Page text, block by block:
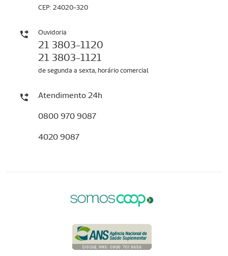
CEP: 24020-320
Ouvidoria
21 3803-1120
21 3803-1121
de segunda a sexta, horário comercial
Atendimento 24h
0800 970 9087
4020 9087